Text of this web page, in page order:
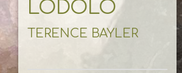
LODOLO
TERENCE BAYLER